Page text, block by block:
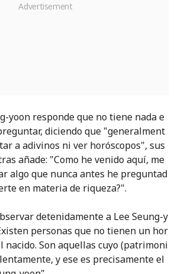
yoon responde que no tiene nada e
diciendo que "generalment
a adivinos ni ver horóscopos", sus
añade: "Como he venido aquí, me
algo que nunca antes he preguntad
en materia de riqueza?".
detenidamente a Lee Seung-y
personas que no tienen un hor
nacido. Son aquellas cuyo (patrimoni
y ese es precisamente el